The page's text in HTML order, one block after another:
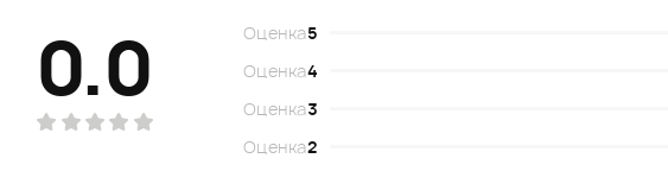
0.0 Оценка5
Оценка4
Оценка3
Оценка2